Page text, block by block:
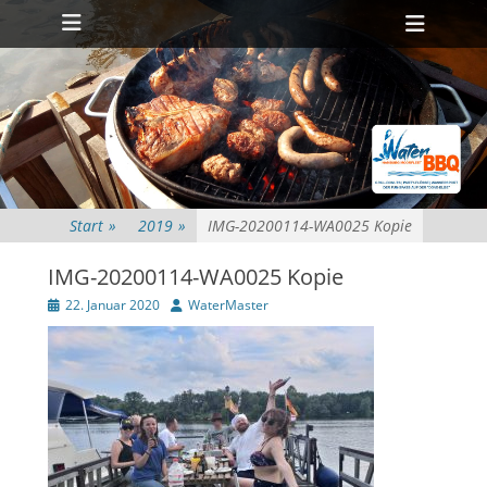
Primäres Menü
Zum
Inhalt
springen
Start » 2019 » IMG-20200114-WA0025 Kopie
IMG-20200114-WA0025 Kopie
Veröffentlicht
am
22. Januar 2020 AutorWaterMaster